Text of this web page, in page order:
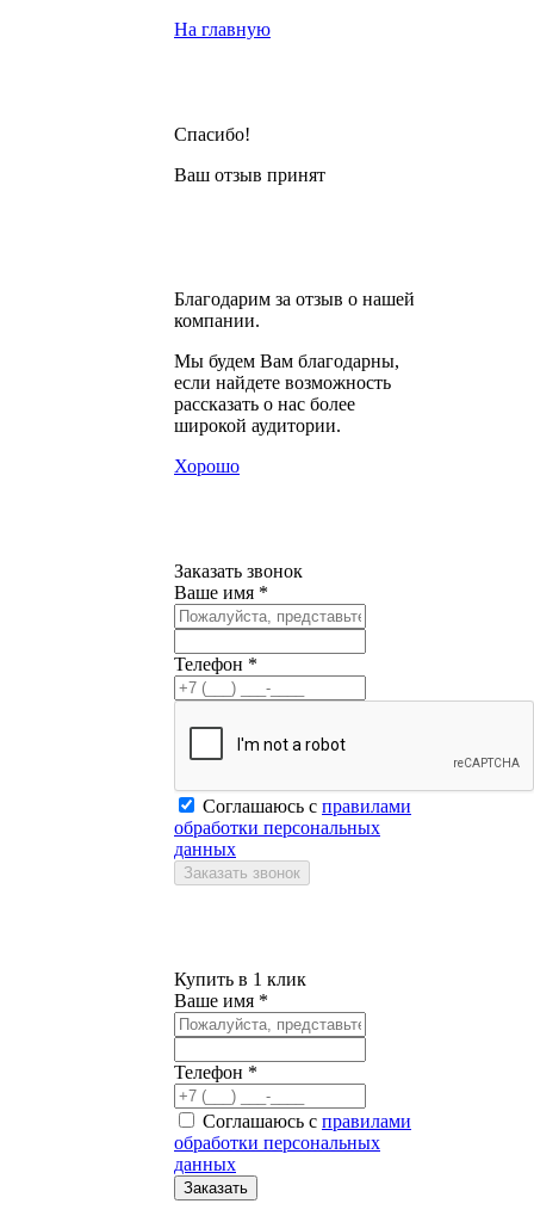
На главную
Спасибо!
Ваш отзыв принят
Благодарим за отзыв о нашей
компании.
Мы будем Вам благодарны,
если найдете возможность
рассказать о нас более
широкой аудитории.
Хорошо
Заказать звонок
Ваше имя *
Телефон *
Соглашаюсь с правилами
обработки персональных
данных
Купить в 1 клик
Ваше имя *
Телефон *
Соглашаюсь с правилами
обработки персональных
данных